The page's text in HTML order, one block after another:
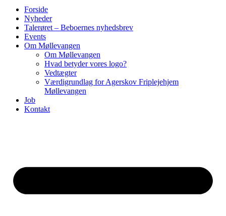
Forside
Nyheder
Talerøret – Beboernes nyhedsbrev
Events
Om Møllevangen
Om Møllevangen
Hvad betyder vores logo?
Vedtægter
Værdigrundlag for Agerskov Friplejehjem
Møllevangen
Job
Kontakt